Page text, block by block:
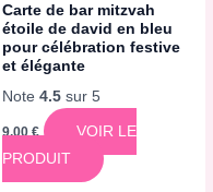
Carte de bar mitzvah
étoile de david en bleu
pour célébration festive
et élégante
Note 4.5sur 5
9,00 €
VOIR LE
PRODUIT